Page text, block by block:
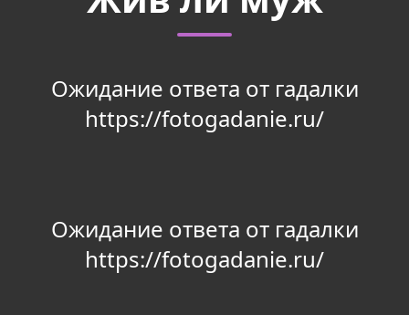
Ожидание ответа от гадалки
https://fotogadanie.ru/
Ожидание ответа от гадалки
https://fotogadanie.ru/